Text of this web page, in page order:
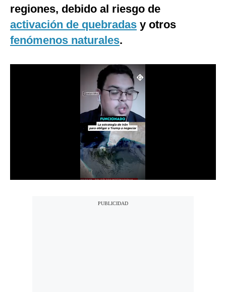
España
Internacional
regiones, debido al riesgo de
activación de quebradas y otros
fenómenos naturales.